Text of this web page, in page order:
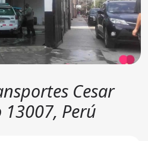
Cesar
13007, Perú